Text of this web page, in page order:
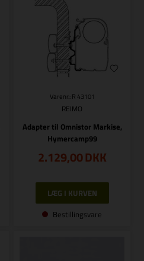
Varenr.: R 43101
REIMO
Adapter til Omnistor Markise,
Hymercamp99
2.129,00DKK
Bestillingsvare